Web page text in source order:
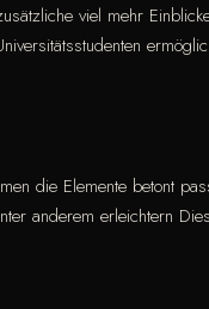
viel mehr
die Elemente betont
anderem erleichtern